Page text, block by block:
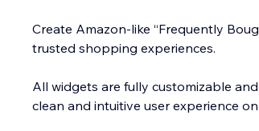
Create Amazon-like “Frequently
trusted shopping experiences.
All widgets are fully customizable
clean and intuitive user experience